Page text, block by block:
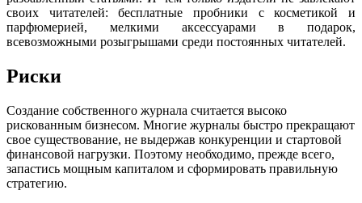
своих читателей: бесплатные пробники с косметикой и
парфюмерией, мелкими аксессуарами в подарок,
всевозможными розыгрышами среди постоянных читателей.
Риски
Создание собственного журнала считается высоко
рискованным бизнесом. Многие журналы быстро прекращают
свое существование, не выдержав конкуренции и стартовой
финансовой нагрузки. Поэтому необходимо, прежде всего,
запастись мощным капиталом и сформировать правильную
стратегию.